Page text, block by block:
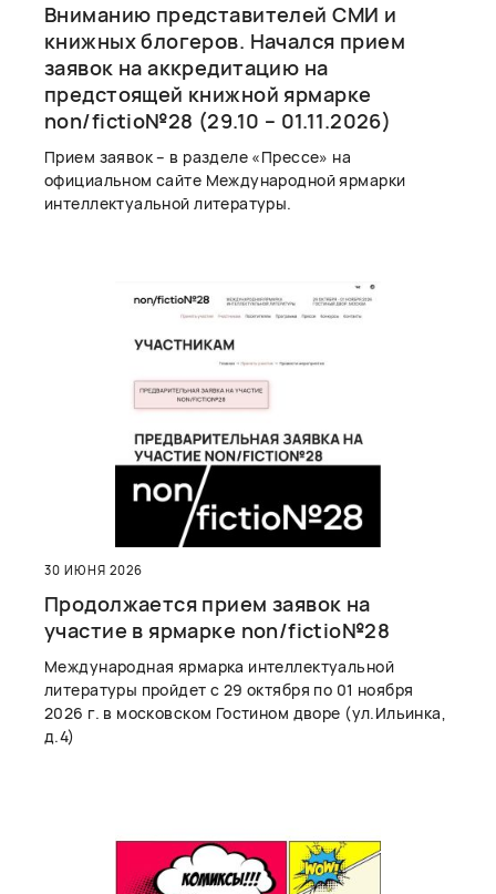
Вниманию представителей СМИ и
книжных блогеров. Начался прием
заявок на аккредитацию на
предстоящей книжной ярмарке
non/fictio№28 (29.10 – 01.11.2026)
Прием заявок – в разделе «Прессе» на
официальном сайте Международной ярмарки
интеллектуальной литературы.
30 ИЮНЯ 2026
Продолжается прием заявок на
участие в ярмарке non/fictio№28
Международная ярмарка интеллектуальной
литературы пройдет с 29 октября по 01 ноября
2026 г. в московском Гостином дворе (ул.Ильинка,
д.4)